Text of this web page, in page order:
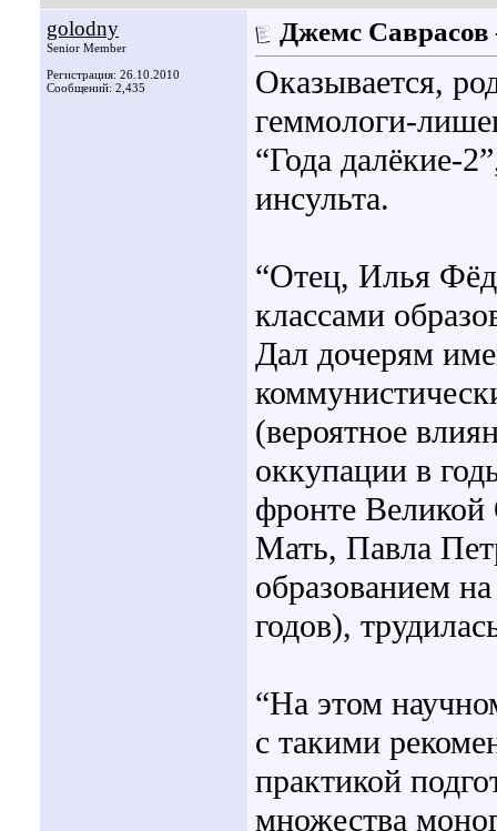
golodny
Senior Member
Регистрация: 26.10.2010
Сообщений: 2,435
Джемс
Оказывается,
геммологи-
“Года далёкие-
инсульта.
“Отец, Илья
классами
Дал дочерям
(вероятное
оккупации в
фронте Великой
Мать, Павла
образованием
годов),
“На этом
с такими
практикой
множества